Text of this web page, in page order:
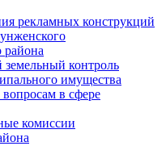
рекламных конструкций
района
контроль
имущества
в сфере
комиссии